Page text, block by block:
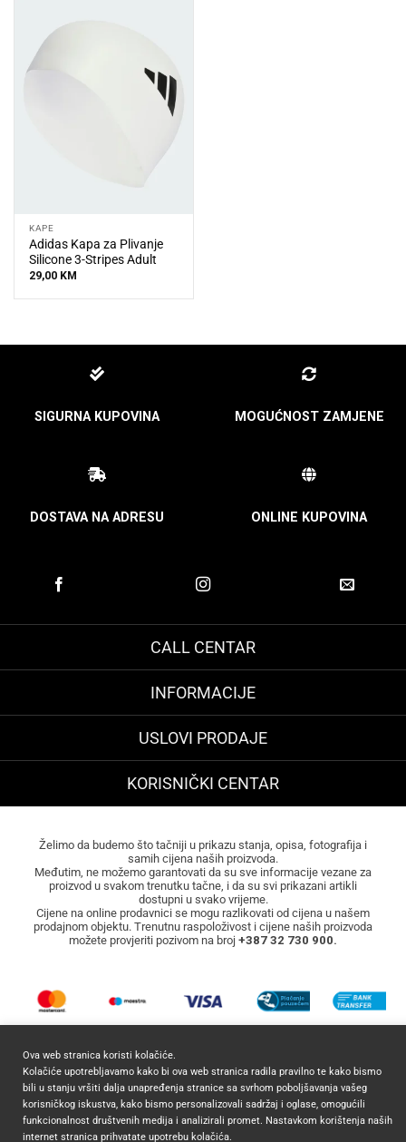
KAPE
Adidas Kapa za Plivanje
Silicone 3-Stripes Adult
29,00 KM
SIGURNA KUPOVINA MOGUĆNOST ZAMJENE
DOSTAVA NA ADRESU ONLINE KUPOVINA
CALL CENTAR
INFORMACIJE
USLOVI PRODAJE
KORISNIČKI CENTAR
Želimo da budemo što tačniji u prikazu stanja, opisa, fotografija i
samih cijena naših proizvoda.
Međutim, ne možemo garantovati da su sve informacije vezane za
proizvod u svakom trenutku tačne, i da su svi prikazani artikli
dostupni u svako vrijeme.
Cijene na online prodavnici se mogu razlikovati od cijena u našem
prodajnom objektu. Trenutnu raspoloživost i cijene naših proizvoda
možete provjeriti pozivom na broj +387 32 730 900.
2026 ©Mocca CommerceSva prava zadržana.
Ova web stranica koristi kolačiće.
Kolačiće upotrebljavamo kako bi ova web stranica radila pravilno te kako bismo
bili u stanju vršiti dalja unapređenja stranice sa svrhom poboljšavanja vašeg
korisničkog iskustva, kako bismo personalizovali sadržaj i oglase, omogućili
funkcionalnost društvenih medija i analizirali promet. Nastavkom korištenja naših
internet stranica prihvatate upotrebu kolačića.